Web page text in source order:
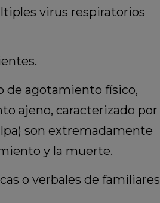
virus respiratorios
de agotamiento físico,
ajeno, caracterizado por
son extremadamente
y la muerte.
o verbales de familiares